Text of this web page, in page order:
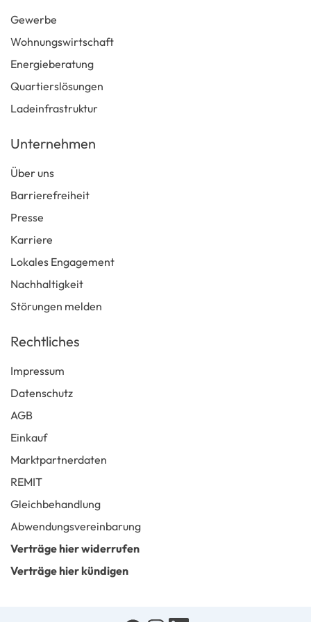
Gewerbe
Wohnungswirtschaft
Energieberatung
Quartierslösungen
Ladeinfrastruktur
Unternehmen
Über uns
Barrierefreiheit
Presse
Karriere
Lokales Engagement
Nachhaltigkeit
Störungen melden
Rechtliches
Impressum
Datenschutz
AGB
Einkauf
Marktpartnerdaten
REMIT
Gleichbehandlung
Abwendungsvereinbarung
Verträge hier widerrufen
Verträge hier kündigen